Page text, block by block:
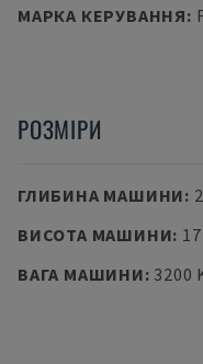
МАРКА КЕРУВАННЯ:
РОЗМІРИ
ГЛИБИНА МАШИНИ:
ВИСОТА МАШИНИ:
ВАГА МАШИНИ: 3200